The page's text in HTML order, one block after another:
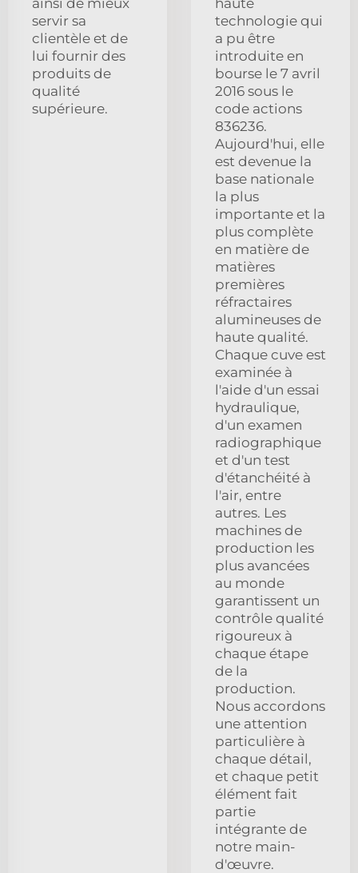
servir sa
clientèle et de
lui fournir des
produits de
qualité
supérieure.
technologie qui
a pu être
introduite en
bourse le 7 avril
2016 sous le
code actions
836236.
Aujourd'hui, elle
est devenue la
base nationale
la plus
importante et la
plus complète
en matière de
matières
premières
réfractaires
alumineuses de
haute qualité.
Chaque cuve est
examinée à
l'aide d'un essai
hydraulique,
d'un examen
radiographique
et d'un test
d'étanchéité à
l'air, entre
autres. Les
machines de
production les
plus avancées
au monde
garantissent un
contrôle qualité
rigoureux à
chaque étape
de la
production.
Nous accordons
une attention
particulière à
chaque détail,
et chaque petit
élément fait
partie
intégrante de
notre main-
d'œuvre.